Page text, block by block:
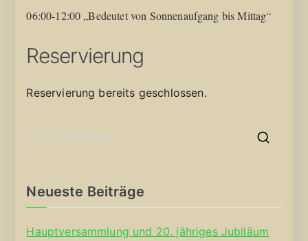
06:00-12:00 „Bedeutet von Sonnenaufgang bis Mittag“
Reservierung
Reservierung bereits geschlossen.
Neueste Beiträge
Hauptversammlung und 20. jähriges Jubiläum